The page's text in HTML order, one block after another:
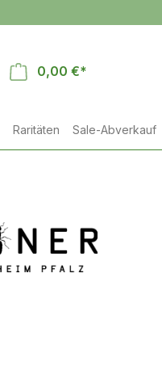
0,00 €*
Raritäten Sale-Abverkauf